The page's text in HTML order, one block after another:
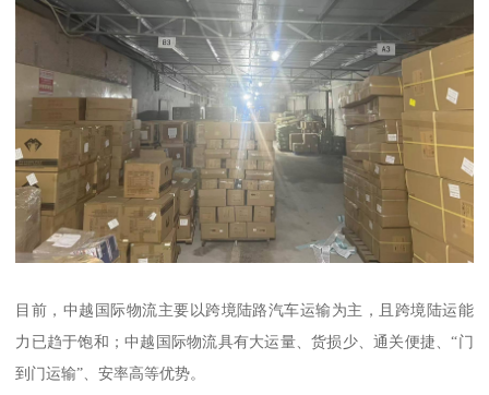
目前，中越国际物流主要以跨境陆路汽车运输为主，且跨境陆运能
力已趋于饱和；中越国际物流具有大运量、货损少、通关便捷、“门
到门运输”、安率高等优势。